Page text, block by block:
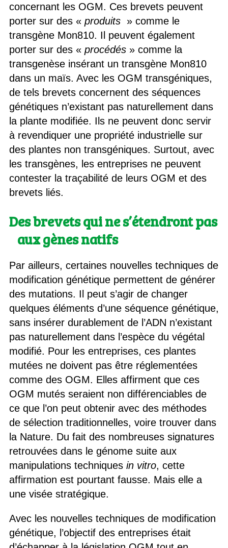
concernant les OGM. Ces brevets peuvent
porter sur des « produits» comme le
transgène Mon810. Il peuvent également
porter sur des « procédés» comme la
transgenèse insérant un transgène Mon810
dans un maïs. Avec les OGM transgéniques,
de tels brevets concernent des séquences
génétiques n’existant pas naturellement dans
la plante modifiée. Ils ne peuvent donc servir
à revendiquer une propriété industrielle sur
des plantes non transgéniques. Surtout, avec
les transgènes, les entreprises ne peuvent
contester la traçabilité de leurs OGM et des
brevets liés.
Des brevets qui ne s’étendront pas
aux gènes natifs
Par ailleurs, certaines nouvelles techniques de
modification génétique permettent de générer
des mutations. Il peut s’agir de changer
quelques éléments d’une séquence génétique,
sans insérer durablement de l’ADN n’existant
pas naturellement dans l’espèce du végétal
modifié. Pour les entreprises, ces plantes
mutées ne doivent pas être réglementées
comme des OGM. Elles affirment que ces
OGM mutés seraient non différenciables de
ce que l’on peut obtenir avec des méthodes
de sélection traditionnelles, voire trouver dans
la Nature. Du fait des nombreuses signatures
retrouvées dans le génome suite aux
manipulations techniques in vitro, cette
affirmation est pourtant fausse. Mais elle a
une visée stratégique.
Avec les nouvelles techniques de modification
génétique, l’objectif des entreprises était